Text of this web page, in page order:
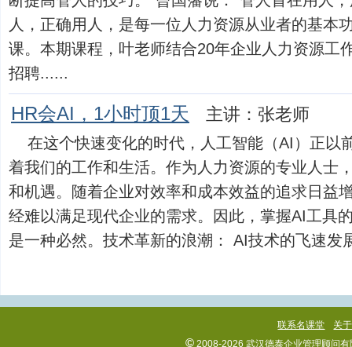
人，正确用人，是每一位人力资源从业者的基本
课。本期课程，叶老师结合20年企业人力资源工
招聘......
HR会AI，1小时顶1天 主讲：张老师
在这个快速变化的时代，人工智能（AI）正以
着我们的工作和生活。作为人力资源的专业人士
和机遇。随着企业对效率和成本效益的追求日益
经难以满足现代企业的需求。因此，掌握AI工具
是一种必然。技术革新的浪潮： AI技术的飞速发
联系名课堂 关
© 2008-2026 武汉德泰企业管理顾问